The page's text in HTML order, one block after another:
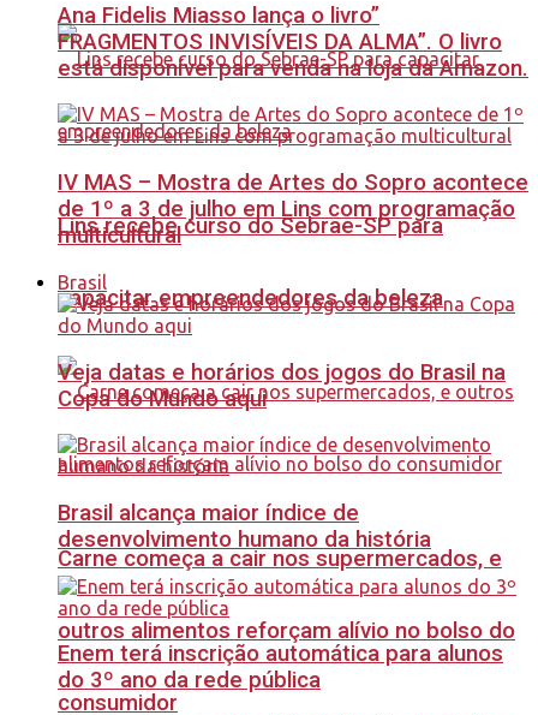
Lins recebe curso do Sebrae-SP para
capacitar empreendedores da beleza
Carne começa a cair nos supermercados, e
outros alimentos reforçam alívio no bolso do
consumidor
Ana Fidelis Miasso lança o livro”
FRAGMENTOS INVISÍVEIS DA ALMA”. O livro
está disponível para venda na loja da Amazon.
IV MAS – Mostra de Artes do Sopro acontece
de 1º a 3 de julho em Lins com programação
multicultural
Brasil
Veja datas e horários dos jogos do Brasil na
Copa do Mundo aqui
Brasil alcança maior índice de
desenvolvimento humano da história
Enem terá inscrição automática para alunos
do 3º ano da rede pública